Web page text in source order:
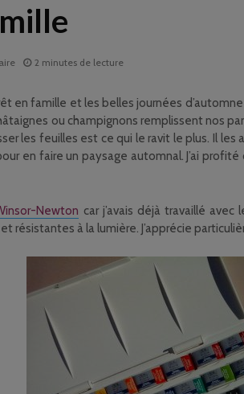
2 minutes de lecture
en famille et les belles journées
ou champignons remplissent nos
les feuilles est ce qui le ravit le plus. Il
en faire un paysage automnal. J’ai
Newton car j’avais déjà travaillé
résistantes à la lumière. J’apprécie